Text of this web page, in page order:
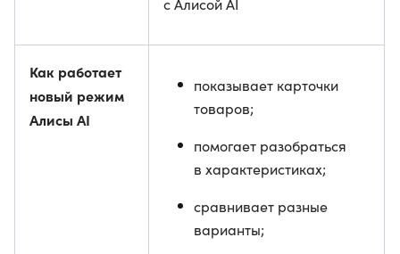
с Алисой AI
Как работает
новый режим
Алисы AI
показывает карточки
товаров;
помогает разобраться
в характеристиках;
сравнивает разные
варианты;